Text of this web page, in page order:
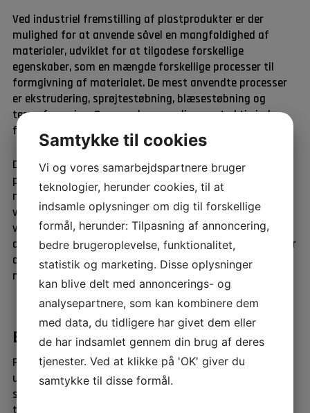
Ved industriel fremstilling af plastprodukter er der
mulighed for at anvende såvel en mangfoldighed af
materialer, udviklet for at tilgodese forskellige
egenskaber, som en mængde forskellige processer til
formgivning af materialet. De mest anvendte processer
er ekstrudering, sprøjtestøbning, blæsestøbning og
termoformning. Gruppen har navnlig været aktiv inden
for sprøjtestøbeområdet.
Den danske plastindustri er kendetegnet ved at være en
plastforarbejdende industri, som fremstiller emner og
metervarer af granulat. For virksomhederne er det især
væsentligt, at materialevalg, design- og konstruktion,
værktøjsudformning og maskinvalg samt valg af
driftparametre er optimeret, således at produktionen får
den ønskede kvalitet og økonomi, er energi- og
miljøvenlig og har en høj grad af reproducerbarhed.
Baggrund – Introduktion
For at skabe et forum for diskussion af en bæredygtig
udvikling i dansk plastproduktion – med fokus på
sammenhængen mellem design, materialevalg og
Samtykke til cookies
Vi og vores samarbejdspartnere bruger
teknologier, herunder cookies, til at
indsamle oplysninger om dig til forskellige
formål, herunder: Tilpasning af annoncering,
bedre brugeroplevelse, funktionalitet,
statistik og marketing. Disse oplysninger
kan blive delt med annoncerings- og
analysepartnere, som kan kombinere dem
med data, du tidligere har givet dem eller
de har indsamlet gennem din brug af deres
tjenester. Ved at klikke på 'OK' giver du
samtykke til disse formål.